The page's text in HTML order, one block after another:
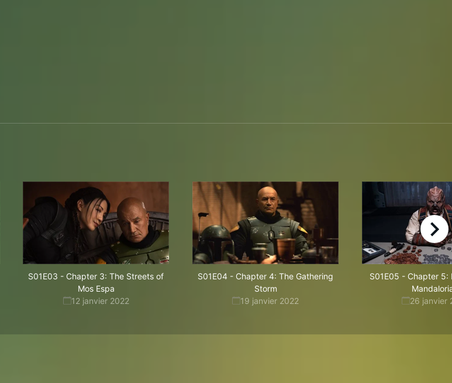
S01E03 - Chapter 3: The Streets of
Mos Espa
12 janvier 2022
S01E04 - Chapter 4: The Gathering
Storm
19 janvier 2022
S01E05 - Chapter 5:
26 janvier
right